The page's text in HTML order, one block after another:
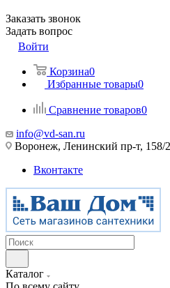
Заказать звонок
Задать вопрос
Войти
Корзина0
Избранные товары0
Сравнение товаров0
info@vd-san.ru
Воронеж, Ленинский пр-т, 158/2
Вконтакте
Каталог